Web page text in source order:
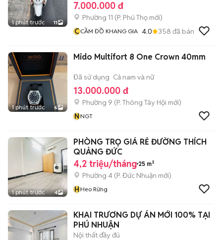
1 phút trước 11
7.000.000 đ
Phường 11 (P. Phú Thọ mới)
CCẦM ĐỒ KHANG GIA 4.0 358 đã bán
1 phút trước 6
Mido Multifort 8 One Crown 40mm
Đã sử dụng Cả nam và nữ
13.000.000 đ
Phường 9 (P. Thông Tây Hội mới)
NNGT
1 phút trước 4
PHÒNG TRỌ GIÁ RẺ ĐƯỜNG THÍCH
QUẢNG ĐỨC
4,2 triệu/tháng 25 m²
Phường 4 (P. Đức Nhuận mới)
HHeo Rừng
KHAI TRƯƠNG DỰ ÁN MỚI 100% TẠI
PHÚ NHUẬN
Nội thất đầy đủ